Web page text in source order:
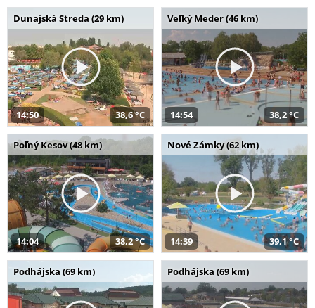
Dunajská Streda (29 km)
14:50 38,6 °C
Veľký Meder (46 km)
14:54 38,2 °C
Poľný Kesov (48 km)
14:04 38,2 °C
Nové Zámky (62 km)
14:39 39,1 °C
Podhájska (69 km) Podhájska (69 km)